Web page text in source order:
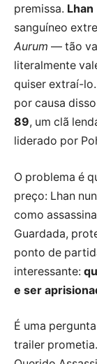
premissa. Lhan
sanguíneo
Aurum — tão
literalmente
quiser extraí-
por causa
89, um clã
liderado por
O problema é
preço: Lhan
como
Guardada,
ponto de
interessante:
e ser
É uma
trailer